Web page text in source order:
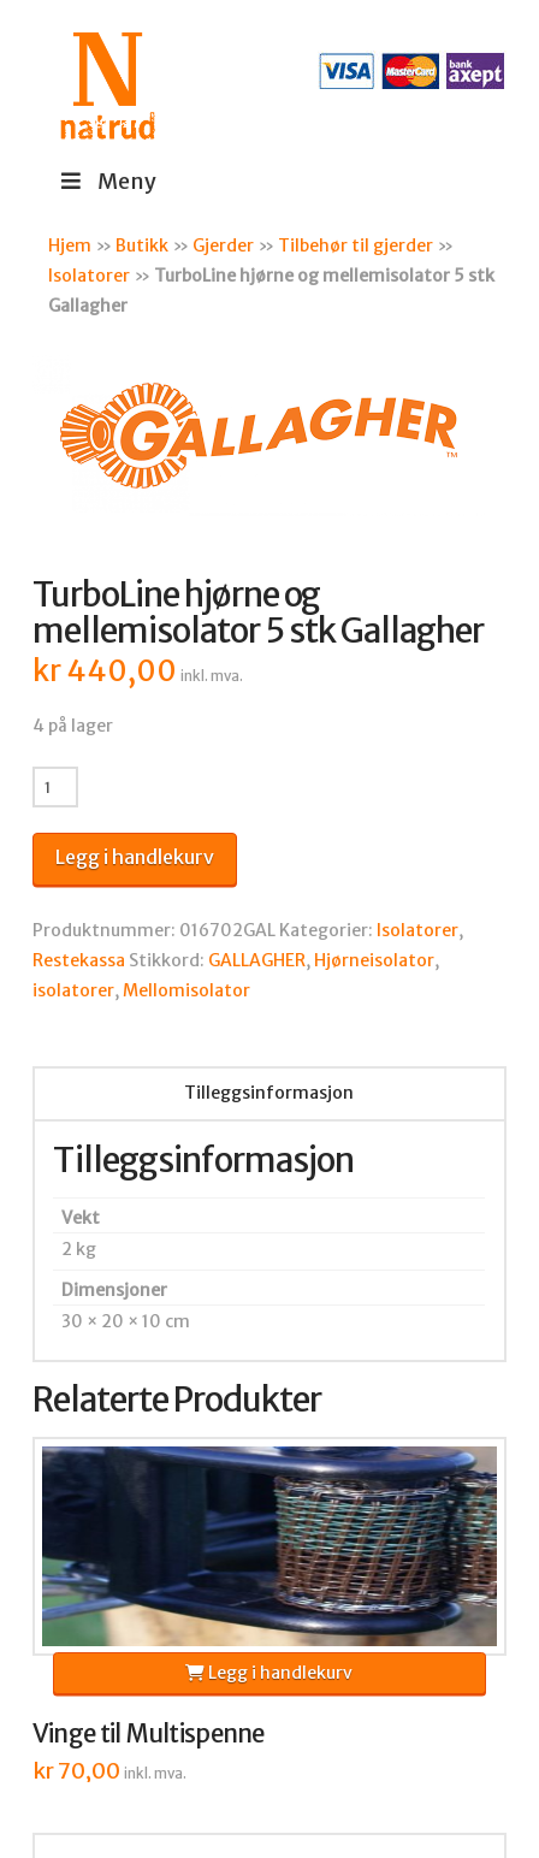
Meny
Hjem » Butikk » Gjerder » Tilbehør til gjerder »
Isolatorer » TurboLine hjørne og mellemisolator 5 stk
Gallagher
TurboLine hjørne og
mellemisolator 5 stk Gallagher
kr440,00 inkl. mva.
4 på lager
TurboLine
hjørne
og
mellemisolator
stk
Gallagher
antall
Legg i handlekurv
Produktnummer: 016702GAL Kategorier: Isolatorer,
Restekassa Stikkord: GALLAGHER, Hjørneisolator,
isolatorer,Mellomisolator
Tilleggsinformasjon
Tilleggsinformasjon
Vekt
2 kg
Dimensjoner
30 × 20 × 10 cm
Relaterte Produkter
Vinge til Multispenne
kr70,00 inkl. mva.
Legg i handlekurv